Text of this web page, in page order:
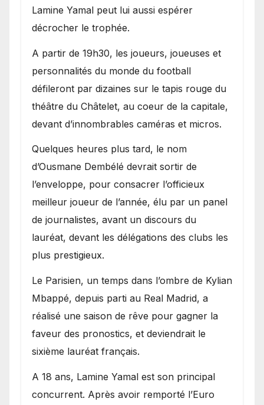
Lamine Yamal peut lui aussi espérer
décrocher le trophée.
A partir de 19h30, les joueurs, joueuses et
personnalités du monde du football
défileront par dizaines sur le tapis rouge du
théâtre du Châtelet, au coeur de la capitale,
devant d’innombrables caméras et micros.
Quelques heures plus tard, le nom
d’Ousmane Dembélé devrait sortir de
l’enveloppe, pour consacrer l’officieux
meilleur joueur de l’année, élu par un panel
de journalistes, avant un discours du
lauréat, devant les délégations des clubs les
plus prestigieux.
Le Parisien, un temps dans l’ombre de Kylian
Mbappé, depuis parti au Real Madrid, a
réalisé une saison de rêve pour gagner la
faveur des pronostics, et deviendrait le
sixième lauréat français.
A 18 ans, Lamine Yamal est son principal
concurrent. Après avoir remporté l’Euro